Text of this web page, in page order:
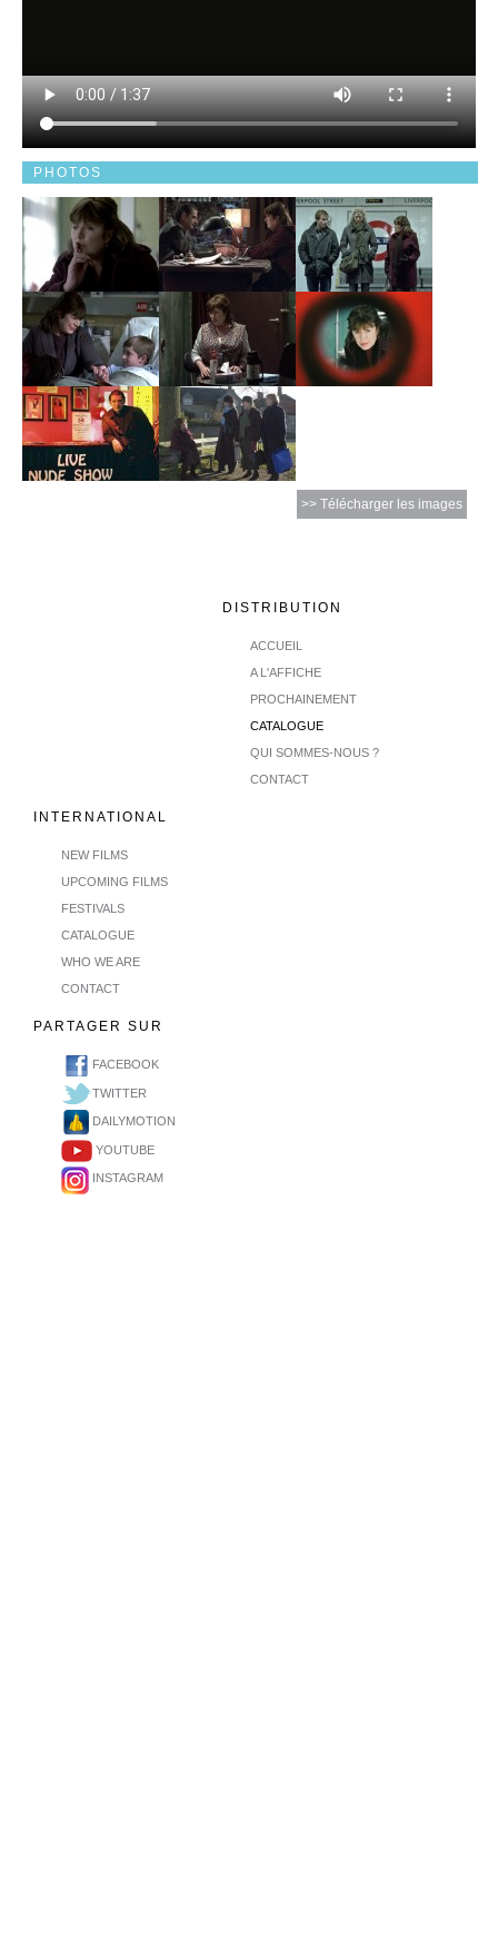
PHOTOS
>> Télécharger les images
DISTRIBUTION
ACCUEIL
A L'AFFICHE
PROCHAINEMENT
CATALOGUE
QUI SOMMES-NOUS ?
CONTACT
INTERNATIONAL
NEW FILMS
UPCOMING FILMS
FESTIVALS
CATALOGUE
WHO WE ARE
CONTACT
PARTAGER SUR
FACEBOOK
TWITTER
DAILYMOTION
YOUTUBE
INSTAGRAM